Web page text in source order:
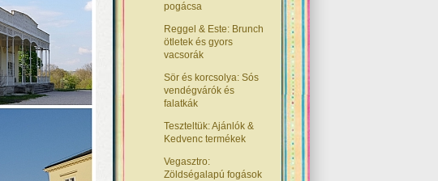
pogácsa
Reggel & Este: Brunch
ötletek és gyors
vacsorák
Sör és korcsolya: Sós
vendégvárók és
falatkák
Teszteltük: Ajánlók &
Kedvenc termékek
Vegasztro:
Zöldségalapú fogások